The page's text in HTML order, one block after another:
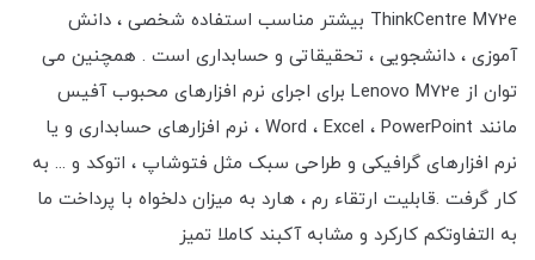
ThinkCentre M72e بیشتر مناسب استفاده شخصی ، دانش
آموزی ، دانشجویی ، تحقیقاتی و حسابداری است . همچنین می
توان از Lenovo M72e برای اجرای نرم افزارهای محبوب آفیس
مانند Word ، Excel ، PowerPoint ، نرم افزارهای حسابداری و یا
نرم افزارهای گرافیکی و طراحی سبک مثل فتوشاپ ، اتوکد و ... به
کار گرفت .قابلیت ارتقاء رم ، هارد به میزان دلخواه با پرداخت ما
به التفاوتکم کارکرد و مشابه آکبند کاملا تمیز